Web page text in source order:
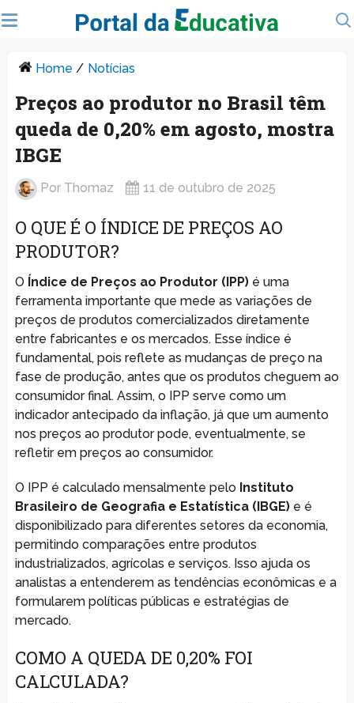
Home / Notícias
Preços ao produtor no Brasil têm
queda de 0,20% em agosto, mostra
IBGE
Por Thomaz 11 de outubro de 2025
O QUE É O ÍNDICE DE PREÇOS AO
PRODUTOR?
O Índice de Preços ao Produtor (IPP)é uma
ferramenta importante que mede as variações de
preços de produtos comercializados diretamente
entre fabricantes e os mercados. Esse índice é
fundamental, pois reflete as mudanças de preço na
fase de produção, antes que os produtos cheguem ao
consumidor final. Assim, o IPP serve como um
indicador antecipado da inflação, já que um aumento
nos preços ao produtor pode, eventualmente, se
refletir em preços ao consumidor.
O IPP é calculado mensalmente pelo Instituto
Brasileiro de Geografia e Estatística (IBGE)e é
disponibilizado para diferentes setores da economia,
permitindo comparações entre produtos
industrializados, agrícolas e serviços. Isso ajuda os
analistas a entenderem as tendências econômicas e a
formularem políticas públicas e estratégias de
mercado.
COMO A QUEDA DE 0,20% FOI
CALCULADA?